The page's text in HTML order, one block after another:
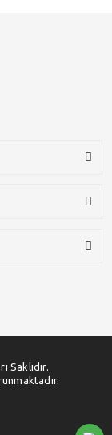
Saklıdır.